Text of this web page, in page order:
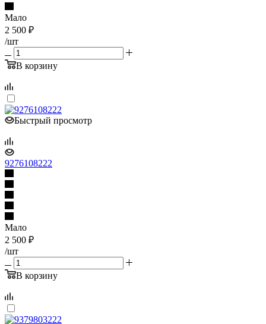
Мало
2 500 ₽
/шт
В корзину
Быстрый просмотр
9276108222
Мало
2 500 ₽
/шт
В корзину